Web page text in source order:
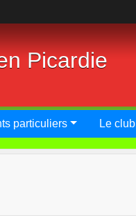
Picardie
particuliers Le club